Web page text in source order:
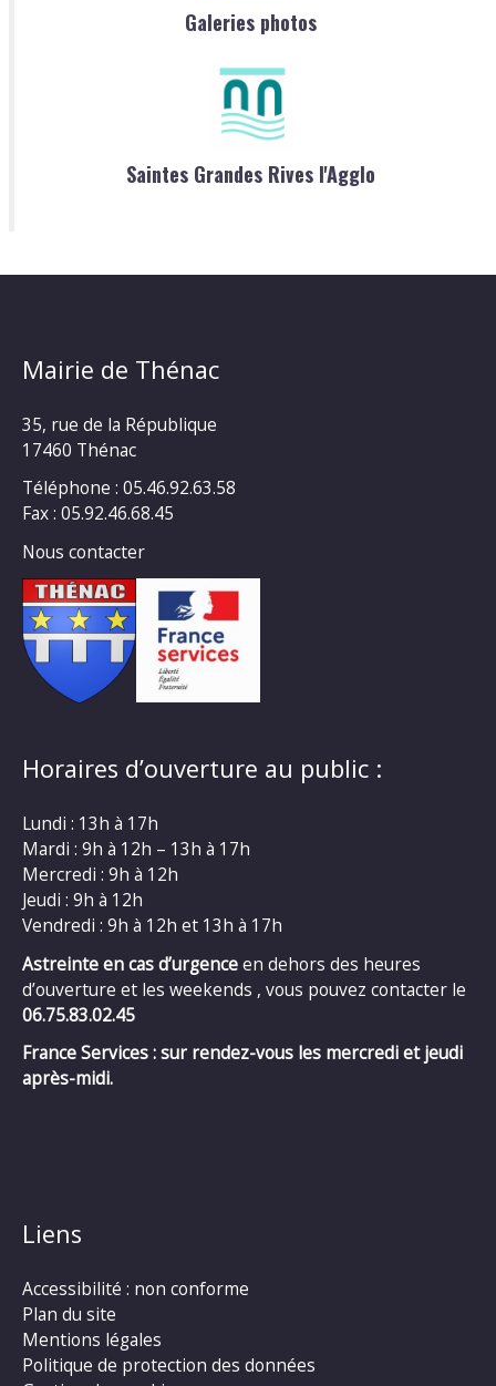
Galeries photos
Saintes Grandes Rives l'Agglo
Mairie de Thénac
35, rue de la République
17460 Thénac
Téléphone : 05.46.92.63.58
Fax : 05.92.46.68.45
Nous contacter
Horaires d’ouverture au public :
Lundi : 13h à 17h
Mardi : 9h à 12h – 13h à 17h
Mercredi : 9h à 12h
Jeudi : 9h à 12h
Vendredi : 9h à 12h et 13h à 17h
Astreinte en cas d’urgenceen dehors des heures
d’ouverture et les weekends , vous pouvez contacter le
06.75.83.02.45
France Services : sur rendez-vous les mercredi et jeudi
après-midi.
Liens
Accessibilité : non conforme
Plan du site
Mentions légales
Politique de protection des données